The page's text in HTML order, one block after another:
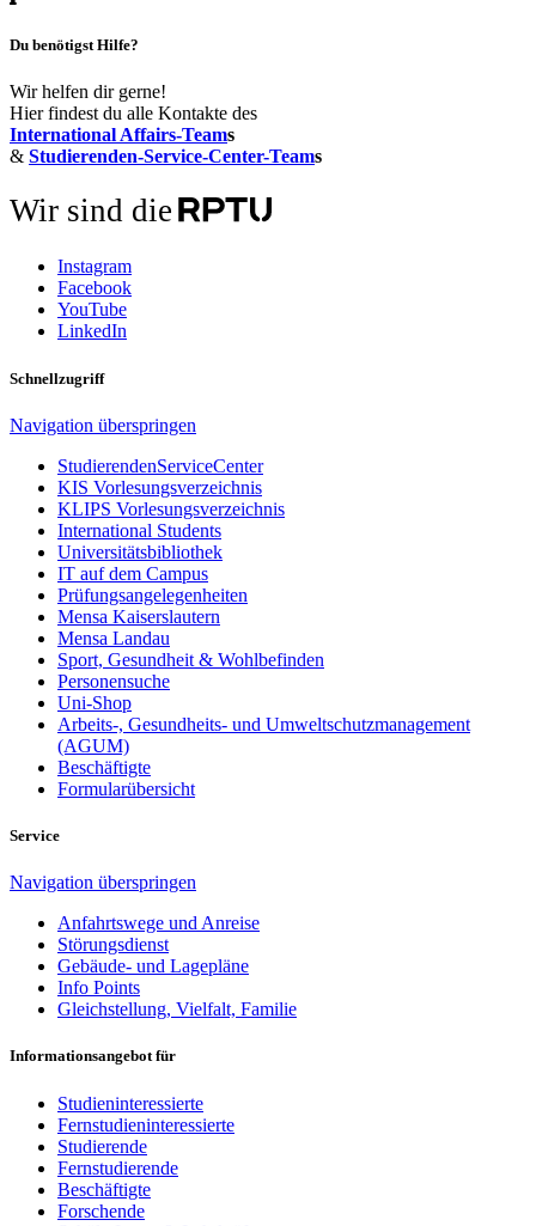
Du benötigst Hilfe?
Wir helfen dir gerne!
Hier findest du alle Kontakte des
International Affairs-Teams
& Studierenden-Service-Center-Teams
Wir sind die
Instagram
Facebook
YouTube
LinkedIn
Schnellzugriff
Navigation überspringen
StudierendenServiceCenter
KIS Vorlesungsverzeichnis
KLIPS Vorlesungsverzeichnis
International Students
Universitätsbibliothek
IT auf dem Campus
Prüfungsangelegenheiten
Mensa Kaiserslautern
Mensa Landau
Sport, Gesundheit & Wohlbefinden
Personensuche
Uni-Shop
Arbeits-, Gesundheits- und Umweltschutzmanagement
(AGUM)
Beschäftigte
Formularübersicht
Service
Navigation überspringen
Anfahrtswege und Anreise
Störungsdienst
Gebäude- und Lagepläne
Info Points
Gleichstellung, Vielfalt, Familie
Informationsangebot für
Studieninteressierte
Fernstudieninteressierte
Studierende
Fernstudierende
Beschäftigte
Forschende